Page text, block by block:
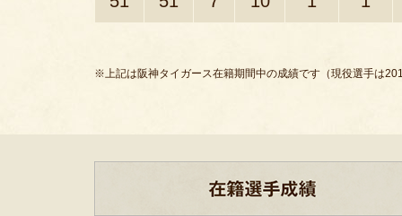
※上記は阪神タイガース在籍期間中の成績です（現役選手は